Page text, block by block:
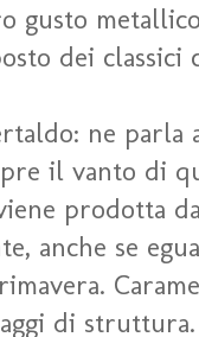
gusto
dei
ne parla
il vanto di
prodotta
anche se
di struttura.